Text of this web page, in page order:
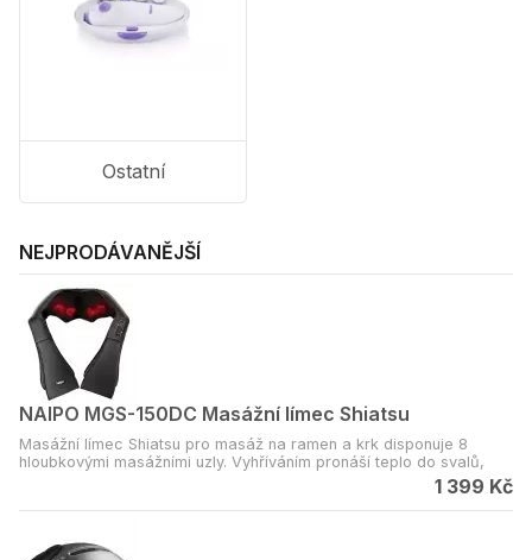
Ostatní
NEJPRODÁVANĚJŠÍ
NAIPO MGS-150DC Masážní límec Shiatsu
Masážní límec Shiatsu pro masáž na ramen a krk disponuje 8
hloubkovými masážními uzly. Vyhříváním pronáší teplo do svalů,
1 399 Kč